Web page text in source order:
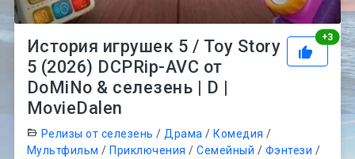
+3
История игрушек 5 / Toy Story
5 (2026) DCPRip-AVC от
DoMiNo & селезень | D |
MovieDalen
Релизы от селезень / Драма / Комедия /
Мультфильм / Приключения /Семейный / Фэнтези /